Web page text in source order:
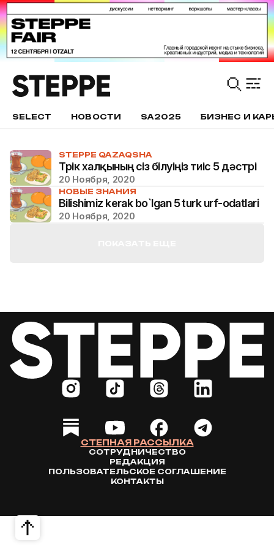
SELECT НОВОСТИ SA2025 БИЗНЕС И
STEPPE QAZAQSHA
Түрік халқының сіз білуіңіз тиіс 5 дәстүрі
20 Ноября, 2020
НОВЫЕ ЗНАНИЯ
Bilishimiz kerak bo`lgan 5 turk urf-odatlari
20 Ноября, 2020
СТЕПНАЯ РАССЫЛКА
СОТРУДНИЧЕСТВО
РЕДАКЦИЯ
ПОЛЬЗОВАТЕЛЬСКОЕ СОГЛАШЕНИЕ
КОНТАКТЫ